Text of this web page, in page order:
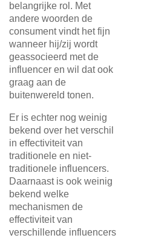
belangrijke rol. Met
andere woorden de
consument vindt het fijn
wanneer hij/zij wordt
geassocieerd met de
influencer en wil dat ook
graag aan de
buitenwereld tonen.
Er is echter nog weinig
bekend over het verschil
in effectiviteit van
traditionele en niet-
traditionele influencers.
Daarnaast is ook weinig
bekend welke
mechanismen de
effectiviteit van
verschillende influencers